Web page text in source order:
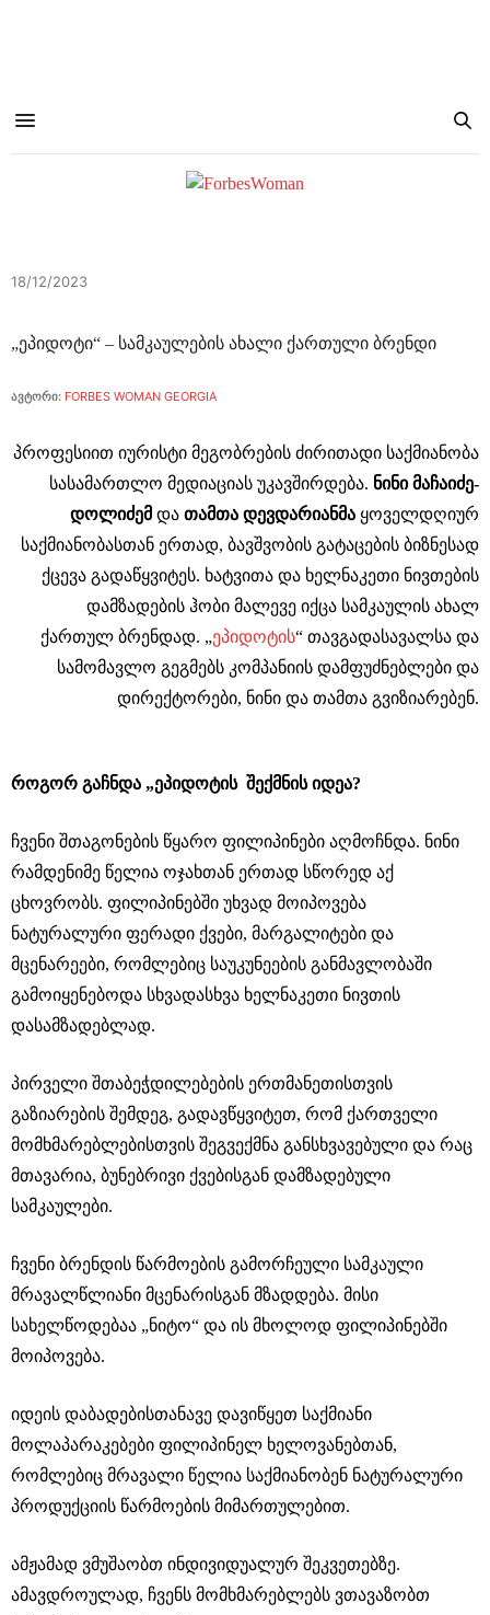
18/12/2023
„ეპიდოტი“ – სამკაულების ახალი ქართული ბრენდი
ავტორი: FORBES WOMAN GEORGIA
პროფესიით იურისტი მეგობრების ძირითადი საქმიანობა
სასამართლო მედიაციას უკავშირდება. ნინი მაჩაიძე-
დოლიძემ და თამთა დევდარიანმა ყოველდღიურ
საქმიანობასთან ერთად, ბავშვობის გატაცების ბიზნესად
ქცევა გადაწყვიტეს. ხატვითა და ხელნაკეთი ნივთების
დამზადების ჰობი მალევე იქცა სამკაულის ახალ
ქართულ ბრენდად. „ეპიდოტის“ თავგადასავალსა და
სამომავლო გეგმებს კომპანიის დამფუძნებლები და
დირექტორები, ნინი და თამთა გვიზიარებენ.
როგორ გაჩნდა „ეპიდოტის შექმნის იდეა?
ჩვენი შთაგონების წყარო ფილიპინები აღმოჩნდა. ნინი
რამდენიმე წელია ოჯახთან ერთად სწორედ აქ
ცხოვრობს. ფილიპინებში უხვად მოიპოვება
ნატურალური ფერადი ქვები, მარგალიტები და
მცენარეები, რომლებიც საუკუნეების განმავლობაში
გამოიყენებოდა სხვადასხვა ხელნაკეთი ნივთის
დასამზადებლად.
პირველი შთაბეჭდილებების ერთმანეთისთვის
გაზიარების შემდეგ, გადავწყვიტეთ, რომ ქართველი
მომხმარებლებისთვის შეგვექმნა განსხვავებული და რაც
მთავარია, ბუნებრივი ქვებისგან დამზადებული
სამკაულები.
ჩვენი ბრენდის წარმოების გამორჩეული სამკაული
მრავალწლიანი მცენარისგან მზადდება. მისი
სახელწოდებაა „ნიტო“ და ის მხოლოდ ფილიპინებში
მოიპოვება.
იდეის დაბადებისთანავე დავიწყეთ საქმიანი
მოლაპარაკებები ფილიპინელ ხელოვანებთან,
რომლებიც მრავალი წელია საქმიანობენ ნატურალური
პროდუქციის წარმოების მიმართულებით.
ამჟამად ვმუშაობთ ინდივიდუალურ შეკვეთებზე.
ამავდროულად, ჩვენს მომხმარებლებს ვთავაზობთ